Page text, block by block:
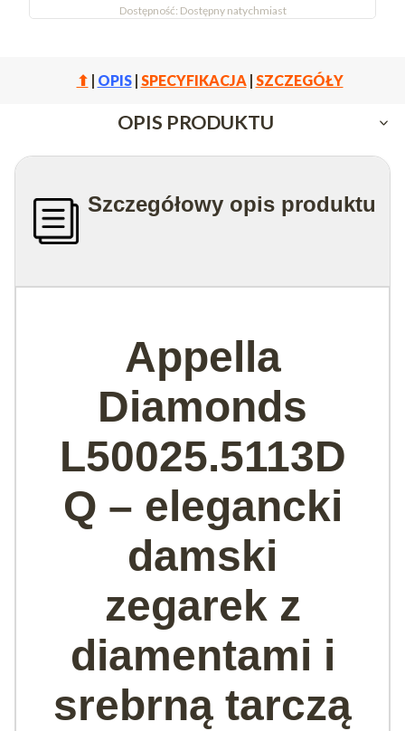
Dostępność: Dostępny natychmiast
⬆ | OPIS| SPECYFIKACJA| SZCZEGÓŁY
OPIS PRODUKTU
Szczegółowy opis produktu
Appella
Diamonds
L50025.5113D
Q – elegancki
damski
zegarek z
diamentami i
srebrną tarczą